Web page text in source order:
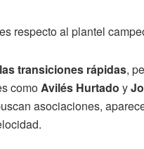
respecto al plantel
transiciones rápidas,
comoAvilés Hurtado y
asociaciones,